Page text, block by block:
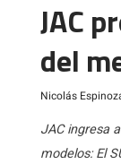
JAC
del
Nicolás
JAC ingresa
modelos: El